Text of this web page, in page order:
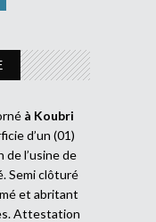
à Koubri
d’un (01)
l’usine de
Semi clôturé
et abritant
Attestation